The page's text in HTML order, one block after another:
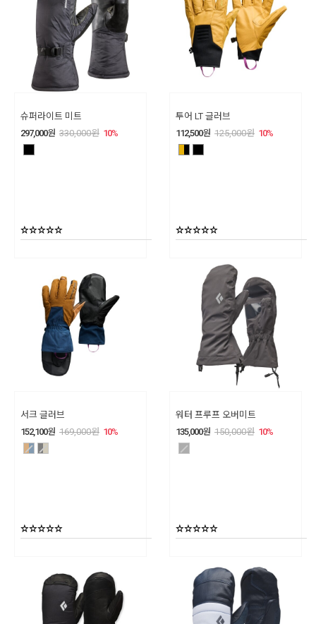
슈퍼라이트 미트
297,000원 330,000원 10%
투어 LT 글러브
112,500원 125,000원 10%
서크 글러브
152,100원 169,000원 10%
워터 프루프 오버미트
135,000원 150,000원 10%